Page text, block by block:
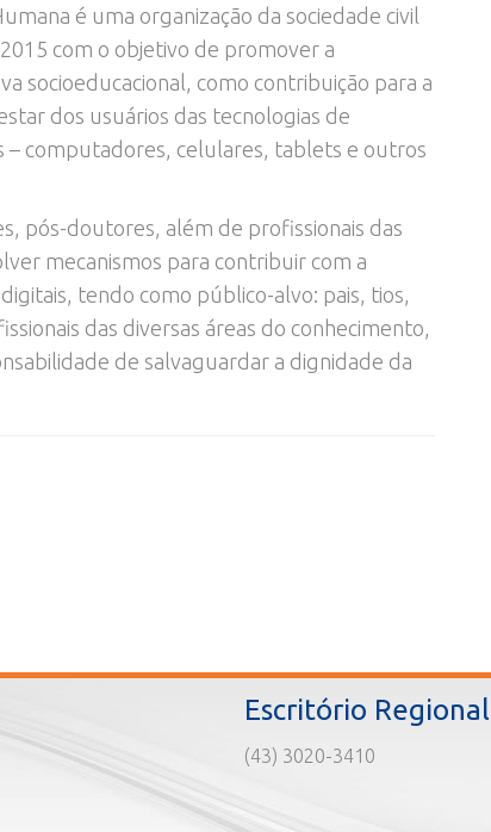
é uma organização da sociedade civil
com o objetivo de promover a
socioeducacional, como contribuição para a
dos usuários das tecnologias de
– computadores, celulares, tablets e outros
pós-doutores, além de profissionais das
mecanismos para contribuir com a
tendo como público-alvo: pais, tios,
das diversas áreas do conhecimento,
de salvaguardar a dignidade da
Escritório Regional
(43) 3020-3410